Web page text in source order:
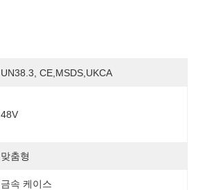
UN38.3, CE,MSDS,UKCA
48V
맞춤형
금속 케이스